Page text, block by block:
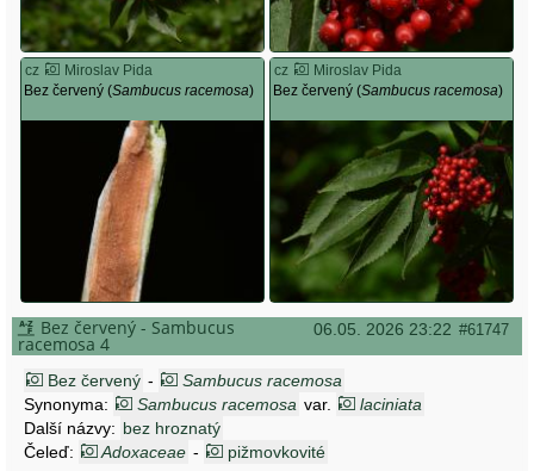
cz
Miroslav Pida
Bez červený (Sambucus racemosa)
cz
Miroslav Pida
Bez červený (Sambucus racemosa)
06.05. 2026 23:22 #61747
Bez červený - Sambucus
racemosa 4
Bez červený -
Sambucus racemosa
Synonyma:
Sambucus racemosa var.
laciniata
Další názvy: bez hroznatý
Čeleď:
Adoxaceae - pižmovkovité